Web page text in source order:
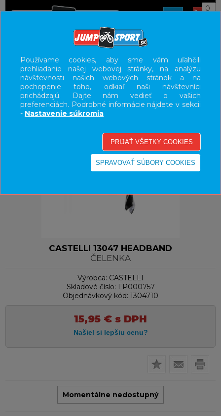
0
UŽÍVATEĽSKÝ PANEL
KATEGÓRIE
HLAVNÉ MENU
CASTELLI 13047 HEADBAND
ČELENKA
Výrobca: CASTELLI
Skladové číslo: FP000757
Objednávkový kód: 1304710
15,95 € s DPH
Momentálne nedostupný
Používame cookies, aby sme vám uľahčili
prehliadanie našej webovej stránky, na analýzu
návštevnosti našich webových stránok a na
pochopenie toho, odkiaľ naši návštevníci
prichádzajú. Dajte nám vedieť o vašich
preferenciách. Podrobné informácie nájdete v sekcii
- Nastavenie súkromia